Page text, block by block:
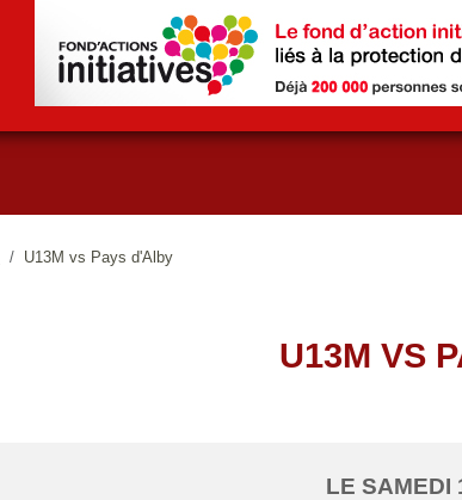
U13M vs Pays d'Alby
U13M VS
LE SAMEDI